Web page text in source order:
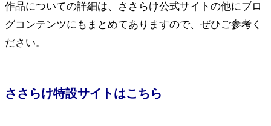
作品についての詳細は、ささらけ公式サイトの他にブロ
グコンテンツにもまとめてありますので、ぜひご参考く
ださい。
ささらけ特設サイトはこちら